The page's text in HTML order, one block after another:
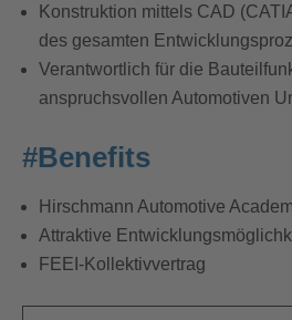
Konstruktion mittels CAD
des gesamten
Verantwortlich für die
anspruchsvollen Automotiven
#Benefits
Hirschmann Automotive
Attraktive
FEEI-Kollektivvertrag